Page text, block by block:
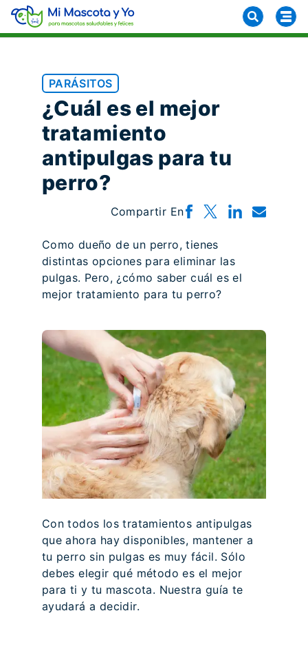
PARÁSITOS
¿Cuál es el mejor
tratamiento
antipulgas para tu
perro?
Compartir En
Como dueño de un perro, tienes
distintas opciones para eliminar las
pulgas. Pero, ¿cómo saber cuál es el
mejor tratamiento para tu perro?
Con todos los tratamientos antipulgas
que ahora hay disponibles, mantener a
tu perro sin pulgas es muy fácil. Sólo
debes elegir qué método es el mejor
para ti y tu mascota. Nuestra guía te
ayudará a decidir.